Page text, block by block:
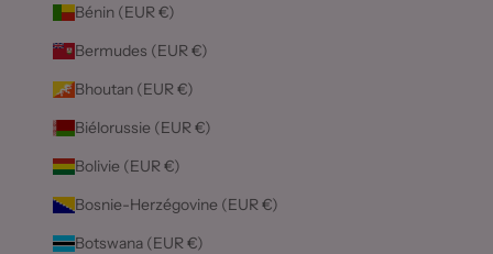
Bénin (EUR €)
Bermudes (EUR €)
Bhoutan (EUR €)
Biélorussie (EUR €)
Bolivie (EUR €)
Bosnie-Herzégovine (EUR €)
Botswana (EUR €)